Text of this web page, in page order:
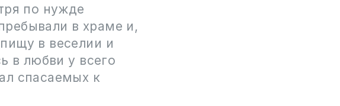
по нужде
в храме и,
в веселии и
в любви у всего
спасаемых к